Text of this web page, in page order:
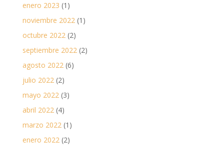
enero 2023 (1)
noviembre 2022(1)
octubre 2022(2)
septiembre 2022(2)
agosto 2022(6)
julio 2022(2)
mayo 2022(3)
abril 2022(4)
marzo 2022(1)
enero 2022(2)